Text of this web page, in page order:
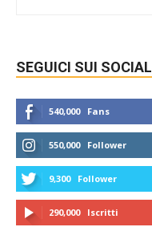
SEGUICI SUI SOCIAL
540,000 Fans
550,000 Follower
9,300 Follower
290,000 Iscritti